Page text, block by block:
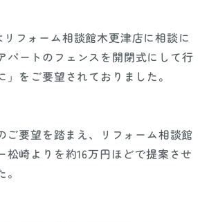
フォーム相談館木更津店に相談に
パートのフェンスを開閉式にして行
」をご要望されておりました。
ご要望を踏まえ、リフォーム相談館
松崎よりを約16万円ほどで提案させ